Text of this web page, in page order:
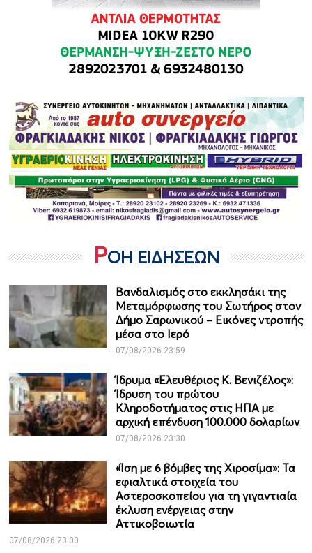
ΡΟΗ ΕΙΔΗΣΕΩΝ
Βανδαλισμός στο εκκλησάκι της
Μεταμόρφωσης του Σωτήρος στον
Δήμο Σαρωνικού – Εικόνες ντροπής
μέσα στο Ιερό
07/08/2026 23:59
Ίδρυμα «Ελευθέριος Κ. Βενιζέλος»:
Ίδρυση του πρώτου
Κληροδοτήματος στις ΗΠΑ με
αρχική επένδυση 100.000 δολαρίων
07/08/2026 23:30
«Ίση με 6 βόμβες της Χιροσίμα»: Τα
εφιαλτικά στοιχεία του
Αστεροσκοπείου για τη γιγαντιαία
έκλυση ενέργειας στην
Αττικοβοιωτία
07/08/2026 23:00